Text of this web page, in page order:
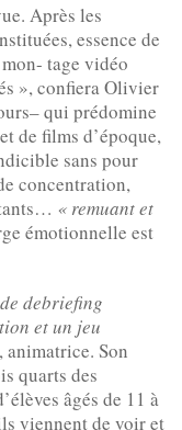
Après les
essence de
tage vidéo
», confiera Olivier
qui prédomine
de films d’époque,
sans pour
concentration,
« remuant et
émotionnelle est
debriefing
et un jeu
Son
quarts des
âgés de 11 à
viennent de voir et